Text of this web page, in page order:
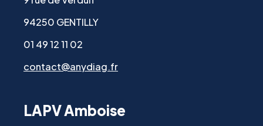
94250 GENTILLY
01 49 12 11 02
contact@anydiag.fr
LAPV Amboise